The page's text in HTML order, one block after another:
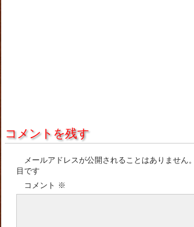
コメントを残す
メールアドレスが公開されることはありません。
目です
コメント ※